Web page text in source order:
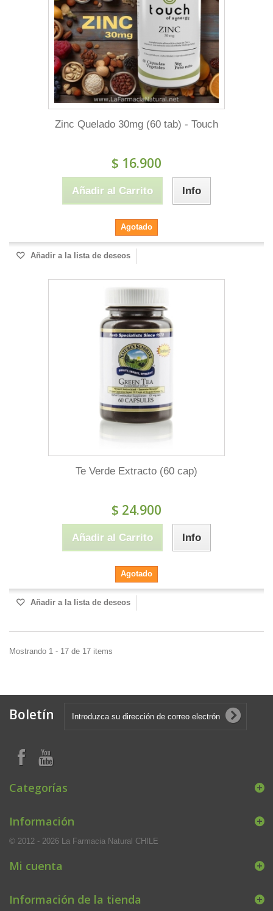
Zinc Quelado 30mg (60 tab) - Touch
$ 16.900
Añadir al Carrito Info
Agotado
Añadir a la lista de deseos
Te Verde Extracto (60 cap)
$ 24.900
Añadir al Carrito Info
Agotado
Añadir a la lista de deseos
Mostrando 1 - 17 de 17 items
Boletín
Categorías
Información
© 2012 - 2026 La Farmacia Natural CHILE
Mi cuenta
Información de la tienda